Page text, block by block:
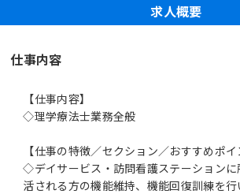
求人概要
仕事内容
【仕事内容】
◇理学療法士業務全般
【仕事の特徴／セクション／おすすめポイ
◇デイサービス・訪問看護ステーションに
活される方の機能維持、機能回復訓練を行